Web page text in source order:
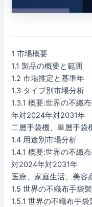
1 市場概要
1.1 製品の概要と範囲
1.2 市場推定と基準年
1.3 タイプ別市場分析
1.3.1 概要:世界の不織
年対2024年対2031年
二層手袋機、単層手袋
1.4 用途別市場分析
1.4.1 概要:世界の不織
対2024年対2031年
医療、家庭生活、美容
1.5 世界の不織布手袋
1.5.1 世界の不織布手